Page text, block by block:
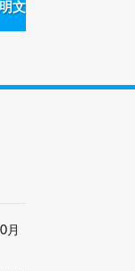
文）
月